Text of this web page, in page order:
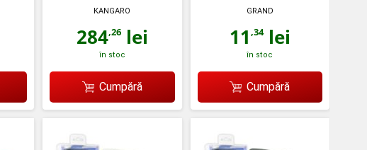
KANGARO
284,26lei
în stoc
Cumpără
GRAND
11 ,34lei
în stoc
Cumpără